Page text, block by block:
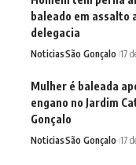
baleado em assalto
delegacia
NoticiasSão Gonçalo 17
Mulher é baleada
engano no Jardim
Gonçalo
NoticiasSão Gonçalo 17